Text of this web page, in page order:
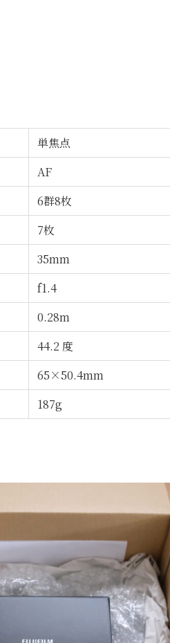
単焦点
AF
6群8枚
7枚
35mm
f1.4
0.28m
44.2 度
65×50.4mm
187g